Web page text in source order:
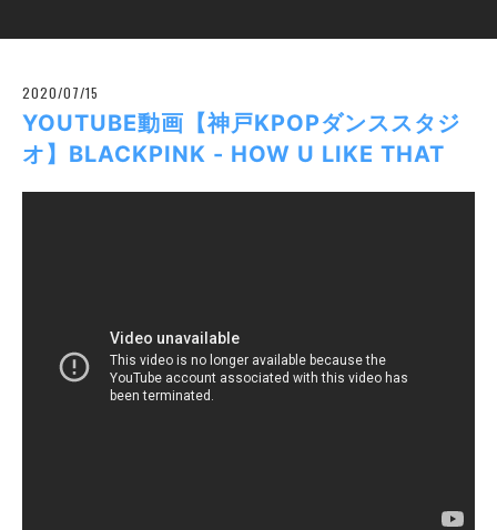
2020/07/15
YOUTUBE動画【神戸KPOPダンススタジ
オ】BLACKPINK - HOW U LIKE THAT